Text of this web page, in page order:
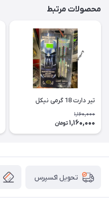
محصولات مرتبط
تیر دارت 18 گرمی نیکل
1,160,000
1,160,000 تومان
تحویل اکسپرس